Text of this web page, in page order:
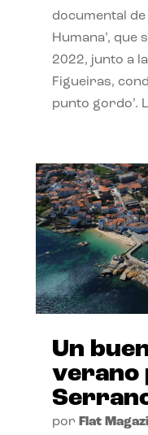
documental
Humana’, que
2022, junto a
Figueiras,
punto gordo’.
Un
verano
por Flat